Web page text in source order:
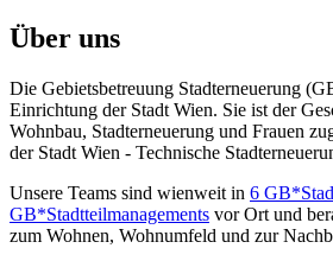
Über uns
Die Gebietsbetreuung Stadterneuerung
Einrichtung der Stadt Wien. Sie ist der
Wohnbau, Stadt­erneuerung und Frauen
der Stadt Wien - Technische
Unsere Teams sind wienweit in 6
GB*Stadtteilmanagements vor Ort und
zum Wohnen, Wohnumfeld und zur